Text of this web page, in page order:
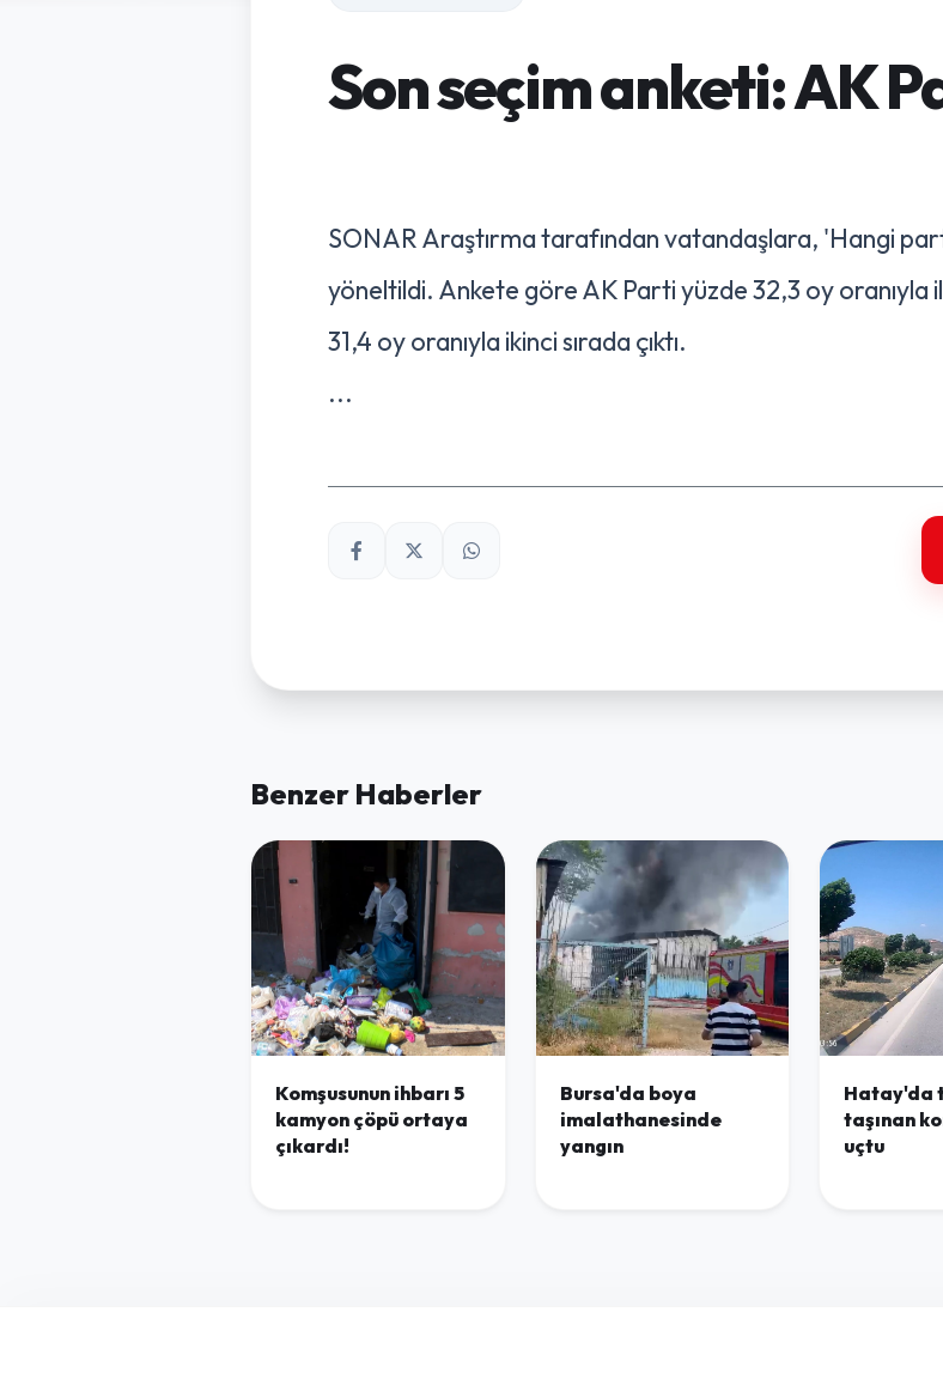
Son seçim anketi: AK
SONAR Araştırma tarafından vatandaşlara, 'Hangi
yöneltildi. Ankete göre AK Parti yüzde 32,3 oy oranıyla
31,4 oy oranıyla ikinci sırada çıktı.
...
Benzer Haberler
Komşusunun ihbarı 5
kamyon çöpü ortaya
çıkardı!
Bursa'da boya
imalathanesinde
yangın
Hatay'da
taşınan
uçtu